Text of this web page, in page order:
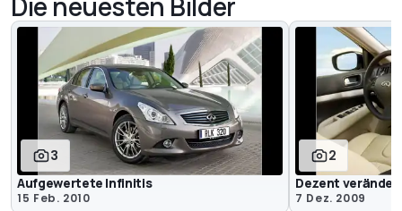
3
Aufgewertete Infinitis
15 Feb. 2010
2
Dezent
7 Dez. 2009